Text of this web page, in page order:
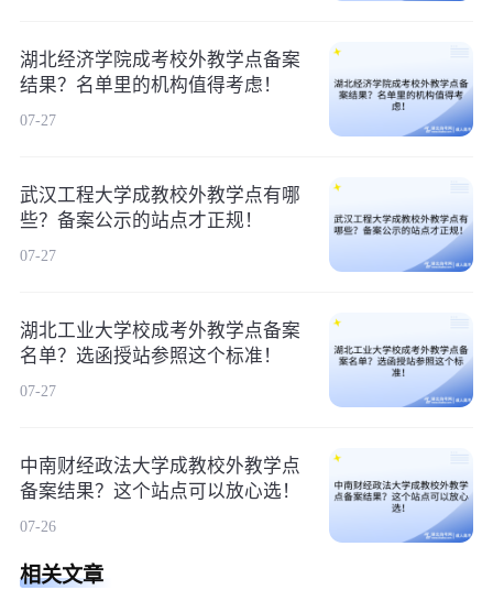
湖北经济学院成考校外教学点备案
结果？名单里的机构值得考虑！
07-27
武汉工程大学成教校外教学点有哪
些？备案公示的站点才正规！
07-27
湖北工业大学校成考外教学点备案
名单？选函授站参照这个标准！
07-27
中南财经政法大学成教校外教学点
备案结果？这个站点可以放心选！
07-26
相关文章